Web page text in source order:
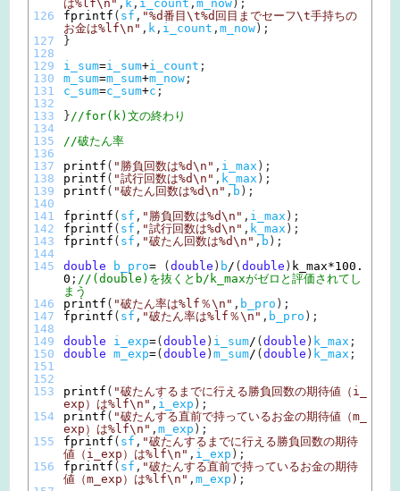
126
127
128
129
130
131
132
133
134
135
136
137
138
139
140
141
142
143
144
145
146
147
148
149
150
151
152
153
154
155
156
は%lf\n" , k , i_count , m_now ) ;
fprintf ( sf , "%d番目\t%d回目までセーフ\t手持ちの
お金は%lf\n" , k , i_count , m_now ) ;
}
i_sum=i_sum+i_count ;
m_sum=m_sum+m_now ;
c_sum=c_sum+c ;
}//for(k)文の終わり
//破たん率
printf ( "勝負回数は%d\n" , i_max ) ;
printf ( "試行回数は%d\n" , k_max ) ;
printf ( "破たん回数は%d\n" , b ) ;
fprintf ( sf , "勝負回数は%d\n" , i_max ) ;
fprintf ( sf , "試行回数は%d\n" , k_max ) ;
fprintf ( sf , "破たん回数は%d\n" , b ) ;
double
b_pro= ( double ) b/ ( double ) k_max*100.
0 ; //(double)を抜くとb/k_maxがゼロと評価されてし
まう
printf ( "破たん率は%lf％\n" , b_pro ) ;
fprintf ( sf , "破たん率は%lf％\n" , b_pro ) ;
double
i_exp=( double ) i_sum/ ( double ) k_max ;
double m_exp=( double ) m_sum/ ( double ) k_max ;
printf ( "破たんするまでに行える勝負回数の期待値（i_
exp）は%lf\n" , i_exp ) ;
printf ( "破たんする直前で持っているお金の期待値（m_
exp）は%lf\n" , m_exp ) ;
fprintf ( sf , "破たんするまでに行える勝負回数の期待
値（i_exp）は%lf\n" , i_exp ) ;
fprintf ( sf , "破たんする直前で持っているお金の期待
値（m_exp）は%lf\n" , m_exp ) ;